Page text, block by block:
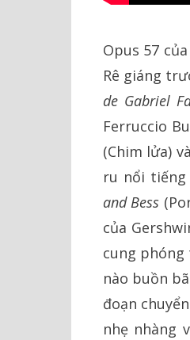
Opus 57
Rê giáng
de Gabriel
Ferruccio
(Chim lửa)
ru nổi tiếng
and Bess
của
cung phóng
nào buồn
đoạn
nhẹ nhàng